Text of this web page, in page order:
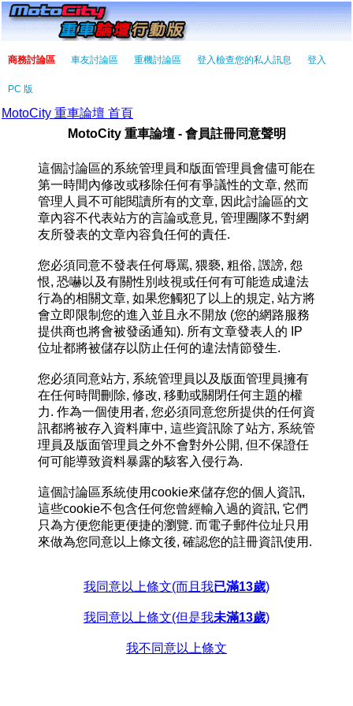
商務討論區 車友討論區 重機討論區 登入檢查您的私人訊息 登入
PC 版
MotoCity 重車論壇 首頁
MotoCity 重車論壇 - 會員註冊同意聲明
這個討論區的系統管理員和版面管理員會儘可能在
第一時間內修改或移除任何有爭議性的文章, 然而
管理人員不可能閱讀所有的文章, 因此討論區的文
章內容不代表站方的言論或意見, 管理團隊不對網
友所發表的文章內容負任何的責任.
您必須同意不發表任何辱罵, 猥褻, 粗俗, 譭謗, 怨
恨, 恐嚇以及有關性別歧視或任何有可能造成違法
行為的相關文章, 如果您觸犯了以上的規定, 站方將
會立即限制您的進入並且永不開放 (您的網路服務
提供商也將會被發函通知). 所有文章發表人的 IP
位址都將被儲存以防止任何的違法情節發生.
您必須同意站方, 系統管理員以及版面管理員擁有
在任何時間刪除, 修改, 移動或關閉任何主題的權
力. 作為一個使用者, 您必須同意您所提供的任何資
訊都將被存入資料庫中, 這些資訊除了站方, 系統管
理員及版面管理員之外不會對外公開, 但不保證任
何可能導致資料暴露的駭客入侵行為.
這個討論區系統使用cookie來儲存您的個人資訊,
這些cookie不包含任何您曾經輸入過的資訊, 它們
只為方便您能更便捷的瀏覽. 而電子郵件位址只用
來做為您同意以上條文後, 確認您的註冊資訊使用.
我同意以上條文(而且我已滿13歲)
我同意以上條文(但是我未滿13歲)
我不同意以上條文